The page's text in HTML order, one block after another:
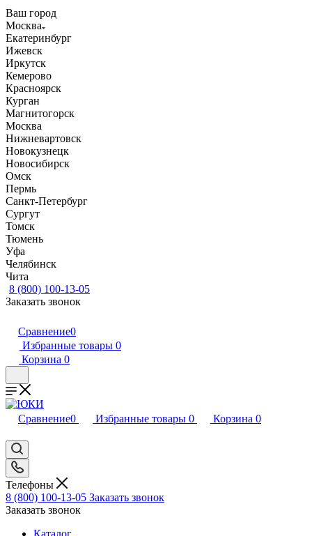
Ваш город
Москва
Екатеринбург
Ижевск
Иркутск
Кемерово
Красноярск
Курган
Магнитогорск
Москва
Нижневартовск
Новокузнецк
Новосибирск
Омск
Пермь
Санкт-Петербург
Сургут
Томск
Тюмень
Уфа
Челябинск
Чита
8 (800) 100-13-05
Заказать звонок
Сравнение0
Избранные товары 0
Корзина 0
Сравнение0 Избранные товары 0 Корзина 0
Телефоны
8 (800) 100-13-05 Заказать звонок
Заказать звонок
Каталог